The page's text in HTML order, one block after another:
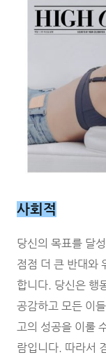
사회적
당신의 목표를 달
점점 더 큰 반대와
합니다. 당신은 행
공감하고 모든 이
고의 성공을 이룰
람입니다. 따라서